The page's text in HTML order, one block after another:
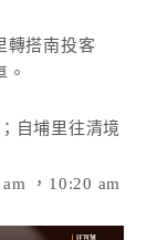
轉搭南投客
自埔里往清境
，10:20 am